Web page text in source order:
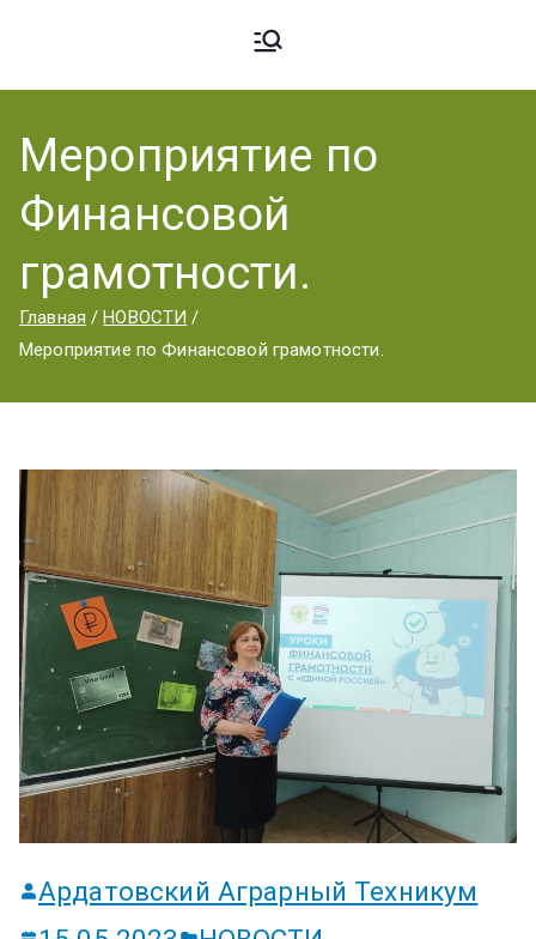
Ардато
вский
Аграрн
ый
Техник
ум
аграрный
Мероприятие по
Финансовой
грамотности.
Главная
НОВОСТИ
Мероприятие по Финансовой грамотности.
Ардатовский Аграрный Техникум